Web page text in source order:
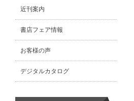
近刊案内
書店フェア情報
お客様の声
デジタルカタログ